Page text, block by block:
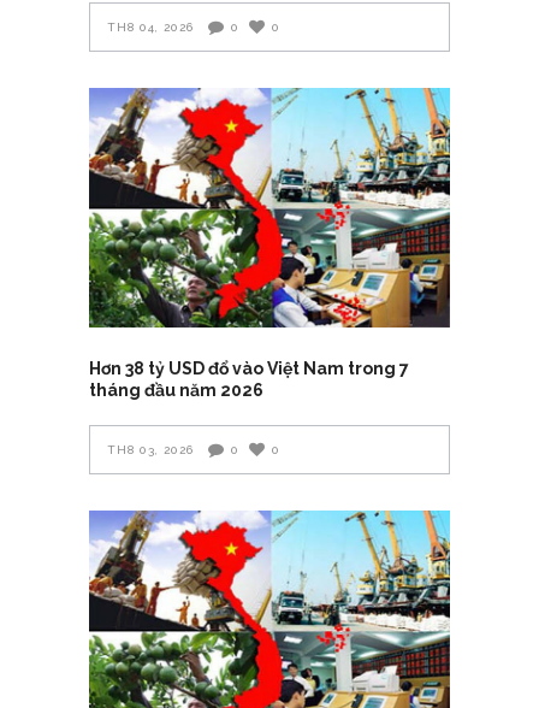
TH8 04, 2026 0 0
Hơn 38 tỷ USD đổ vào Việt Nam trong 7
tháng đầu năm 2026
TH8 03, 2026 0 0